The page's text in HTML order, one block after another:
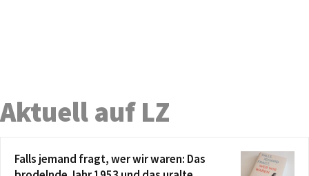
Aktuell auf LZ
Falls jemand fragt, wer wir waren: Das